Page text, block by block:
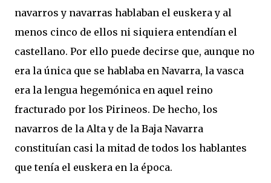
navarros y navarras hablaban el euskera y al
menos cinco de ellos ni siquiera entendían el
castellano. Por ello puede decirse que, aunque no
era la única que se hablaba en Navarra, la vasca
era la lengua hegemónica en aquel reino
fracturado por los Pirineos. De hecho, los
navarros de la Alta y de la Baja Navarra
constituían casi la mitad de todos los hablantes
que tenía el euskera en la época.